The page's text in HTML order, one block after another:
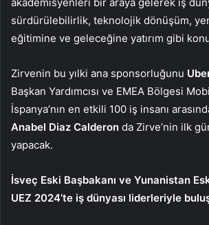
sürdürülebilirlik, teknolojik dönüşüm,
eğitimine ve geleceğine yatırım gibi
Zirvenin bu yılki ana sponsorluğunu
Başkan Yardımcısı ve EMEA Bölgesi
İspanya’nın en etkili 100 iş insanı
Anabel Diaz Calderon da Zirve’nin ilk
yapacak.
İsveç Eski Başbakanı ve Yunanistan
UEZ 2024’te iş dünyası liderleriyle